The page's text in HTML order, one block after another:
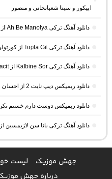
اپیکور و سینا شعبانخانی و منصور
دانلود آهنگ ترکی Ah Be Manolya از بوراک بولوت
دانلود آهنگ ترکی Topla Git از کورتولوش کوش
دانلود آهنگ ترکی Kalbine Sor از Bahadır Macit و Tunahan Sakar
دانلود ریمیکس دیپ نایت 2 از احسان رمزی (ریمیکس طولانی غمگین)
دانلود ریمیکس دوست دارم خستم
دانلود آهنگ ترکی بانا سن لازیمسین
جهش موزیک لیست
درباره جهش